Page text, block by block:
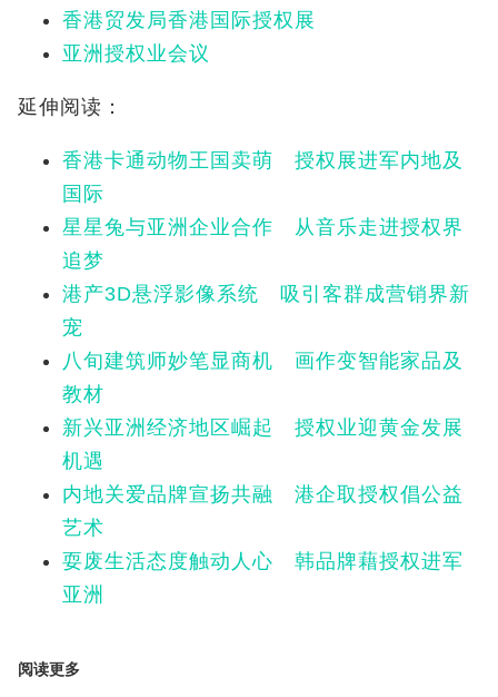
香港贸发局香港国际授权展
亚洲授权业会议
延伸阅读：
香港卡通动物王国卖萌 授权展进军内地及
国际
星星兔与亚洲企业合作 从音乐走进授权界
追梦
港产3D悬浮影像系统 吸引客群成营销界新
宠
八旬建筑师妙笔显商机 画作变智能家品及
教材
新兴亚洲经济地区崛起 授权业迎黄金发展
机遇
内地关爱品牌宣扬共融 港企取授权倡公益
艺术
耍废生活态度触动人心 韩品牌藉授权进军
亚洲
阅读更多